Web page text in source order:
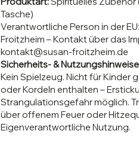
Tasche)
Verantwortliche Person in der EU:
Froitzheim – Kontakt über das
kontakt@susan-froitzheim.de
Sicherheits- & Nutzungshinweise
Kein Spielzeug. Nicht für Kinder
oder Kordeln enthalten –
Strangulationsgefahr möglich.
über offenem Feuer oder
Eigenverantwortliche Nutzung.